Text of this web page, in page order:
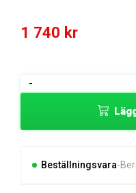
1 740 kr
-
BODY
BLANK
Beställningsvara